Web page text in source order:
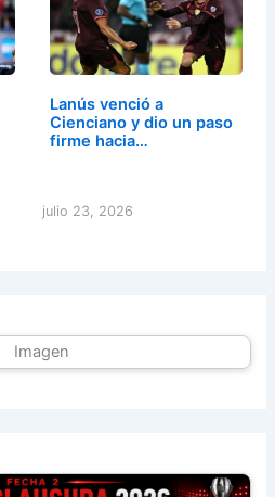
Lanús venció a
Cienciano y dio un paso
firme hacia…
julio 23, 2026